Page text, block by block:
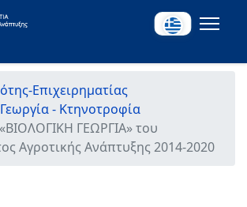
Επιχειρηματίας
- Κτηνοτροφία
ΓΕΩΡΓΙΑ» του
Αγροτικής Ανάπτυξης 2014-2020